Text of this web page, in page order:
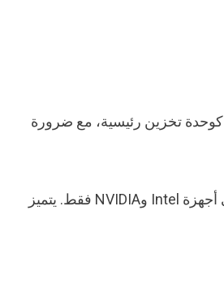
يعد هذا الحل الرسمي من جوجل الخيار الأمثل لتشغيل ألعاب الأندرويد على أجهزة الكمبيوتر. يتطلب التطبيق نظام ويندوز 10 أو أحدث، وقرص SSD كوحدة تخزين رئيسية، مع ضرورة
أعلنت جوجل مؤخراً في مارس 2025 عن توسيع دعم التطبيق ليشمل أجهزة الكمبيوتر المزودة بمعالجات ورسوميات AMD، بعد أن كان مقتصراً على أجهزة Intel وNVIDIA فقط. يتميز